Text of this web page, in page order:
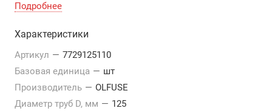
Предназначен для монтажа водопроводов с
Подробнее
Характеристики
Артикул — 7729125110
Базовая единица — шт
Производитель — OLFUSE
Диаметр труб D, мм — 125